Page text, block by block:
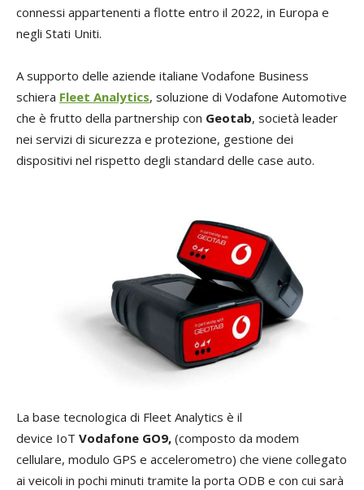
connessi appartenenti a flotte entro il 2022, in Europa e
negli Stati Uniti.
A supporto delle aziende italiane Vodafone Business
schiera Fleet Analytics, soluzione di Vodafone Automotive
che è frutto della partnership con Geotab, società leader
nei servizi di sicurezza e protezione, gestione dei
dispositivi nel rispetto degli standard delle case auto.
La base tecnologica di Fleet Analytics è il
device IoT Vodafone GO9, (composto da modem
cellulare, modulo GPS e accelerometro) che viene collegato
ai veicoli in pochi minuti tramite la porta ODB e con cui sarà